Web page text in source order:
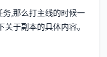
,那么打主线的时候一
于副本的具体内容。